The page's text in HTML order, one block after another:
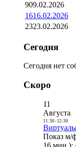
909.02.2026
1616.02.2026
2323.02.2026
Сегодня
Сегодня нет
Скоро
11
Августа
11:30- 12:30
Показ м/